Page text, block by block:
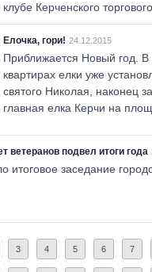
клубе Керченского
Елочка, гори! 24.12.2015
Приближается Новый год.
квартирах елки уже
святого Николая, наконец
главная елка Керчи на
ветеранов подвел итоги года
итоговое заседание
3 4 5 6 7